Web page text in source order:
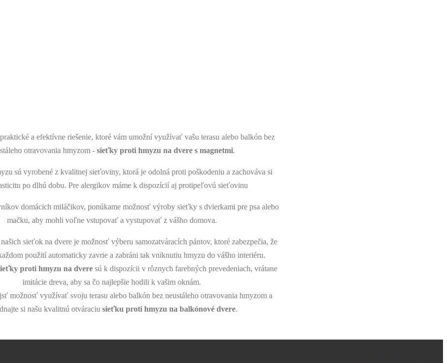
a efektívne riešenie, ktoré vám umožní využívať vašu terasu alebo balkón bez
otravovania hmyzom - sieťky proti hmyzu na dvere s magnetmi.
sú vyrobené z kvalitnej sieťoviny, ktorá je odolná proti poškodeniu a zachováva si
po dlhú dobu. Pre alergikov máme k dispozícií aj protipeľovú sieťovinu
domácich miláčikov, ponúkame možnosť výroby sieťky s dvierkami pre psa alebo
mačku, aby mohli voľne vstupovať a vystupovať z vášho domova.
sieťok na dvere je možnosť výberu samozatváracích pántov, ktoré zabezpečia, že
použití automaticky zavrie a zabráni tak vniknutiu hmyzu do vášho interiéru.
proti hmyzu na dvere sú k dispozícii v rôznych farebných prevedeniach, vrátane
imitácie dreva, aby sa čo najlepšie hodili k vašim oknám.
možnosť využívať svoju terasu alebo balkón bez neustáleho otravovania hmyzom a
si našu kvalitnú otváraciu sieťku proti hmyzu na balkónové dvere.